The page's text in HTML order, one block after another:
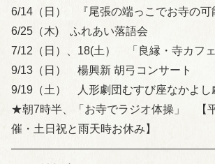
6/14（日） 『尾張の端っこでお寺の可
6/25（木) ふれあい落語会
7/12（日）、18(土） 「良縁・寺カフェ
9/13（日） 楊興新 胡弓コンサート
9/19（土） 人形劇団むすび座なかよし
★朝7時半、「お寺でラジオ体操」 【
催・土日祝と雨天時お休み】